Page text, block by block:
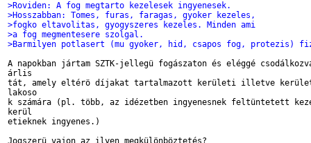
>Roviden: A fog megtarto kezelesek ingyenesek.
>Hosszabban: Tomes, furas, faragas, gyoker kezeles,
>fogko eltavolitas, gyogyszeres kezeles. Minden ami
>a fog megmentesere szolgal.
>Barmilyen potlasert (mu gyoker, hid, csapos fog,
A napokban jártam SZTK-jellegü fogászaton és eléggé
árlis
tát, amely eltérö díjakat tartalmazott kerületi illetve
lakoso
k számára (pl. több, az idézetben ingyenesnek feltüntetett
kerül
etieknek ingyenes.)
Jogszerü vajon az ilyen megkülönböztetés?